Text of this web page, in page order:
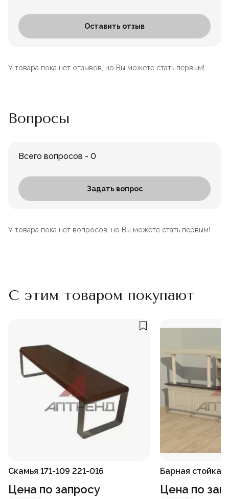
Оставить отзыв
У товара пока нет отзывов, но Вы можете стать первым!
Вопросы
Всего вопросов - 0
Задать вопрос
У товара пока нет вопросов, но Вы можете стать первым!
С этим товаром покупают
Скамья 171-109 221-016
Цена по запросу
Барная стойка
Цена по